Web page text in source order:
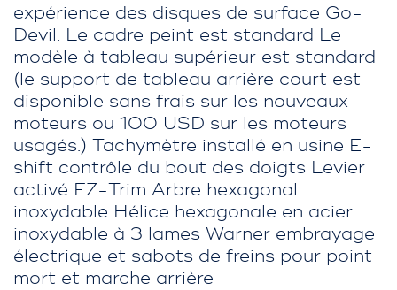
expérience des disques de surface Go-
Devil. Le cadre peint est standard Le
modèle à tableau supérieur est standard
(le support de tableau arrière court est
disponible sans frais sur les nouveaux
moteurs ou 100 USD sur les moteurs
usagés.) Tachymètre installé en usine E-
shift contrôle du bout des doigts Levier
activé EZ-Trim Arbre hexagonal
inoxydable Hélice hexagonale en acier
inoxydable à 3 lames Warner embrayage
électrique et sabots de freins pour point
mort et marche arrière